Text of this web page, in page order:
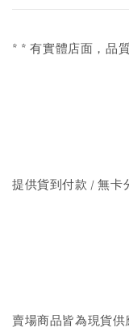
* * 有實體店面，品
提供貨到付款 / 無卡
賣場商品皆為現貨供